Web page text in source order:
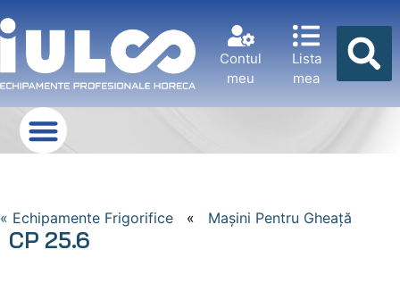
Contul
meu
Lista
mea
« Echipamente Frigorifice « Maşini Pentru Gheaţă
CP 25.6